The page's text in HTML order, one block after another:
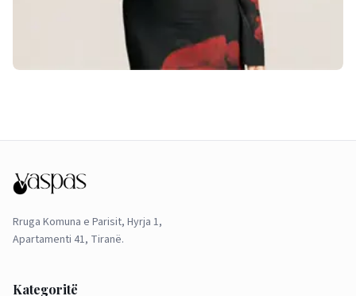
Rruga Komuna e Parisit, Hyrja 1,
Apartamenti 41, Tiranë.
Kategoritë